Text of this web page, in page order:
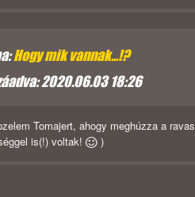
Hogy mik vannak...!?
2020.06.03 18:26
Tomajert, ahogy meghúzza a
is(!) voltak!
)